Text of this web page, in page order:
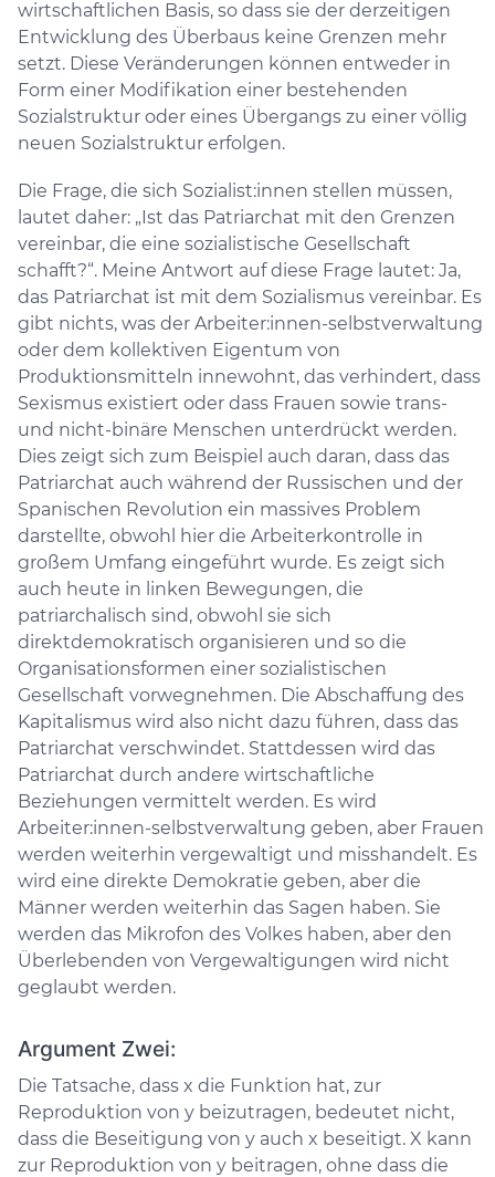
wirtschaftlichen Basis, so dass sie der derzeitigen
Entwicklung des Überbaus keine Grenzen mehr
setzt. Diese Veränderungen können entweder in
Form einer Modifikation einer bestehenden
Sozialstruktur oder eines Übergangs zu einer völlig
neuen Sozialstruktur erfolgen.
Die Frage, die sich Sozialist:innen stellen müssen,
lautet daher: „Ist das Patriarchat mit den Grenzen
vereinbar, die eine sozialistische Gesellschaft
schafft?“. Meine Antwort auf diese Frage lautet: Ja,
das Patriarchat ist mit dem Sozialismus vereinbar. Es
gibt nichts, was der Arbeiter:innen-selbstverwaltung
oder dem kollektiven Eigentum von
Produktionsmitteln innewohnt, das verhindert, dass
Sexismus existiert oder dass Frauen sowie trans-
und nicht-binäre Menschen unterdrückt werden.
Dies zeigt sich zum Beispiel auch daran, dass das
Patriarchat auch während der Russischen und der
Spanischen Revolution ein massives Problem
darstellte, obwohl hier die Arbeiterkontrolle in
großem Umfang eingeführt wurde. Es zeigt sich
auch heute in linken Bewegungen, die
patriarchalisch sind, obwohl sie sich
direktdemokratisch organisieren und so die
Organisationsformen einer sozialistischen
Gesellschaft vorwegnehmen. Die Abschaffung des
Kapitalismus wird also nicht dazu führen, dass das
Patriarchat verschwindet. Stattdessen wird das
Patriarchat durch andere wirtschaftliche
Beziehungen vermittelt werden. Es wird
Arbeiter:innen-selbstverwaltung geben, aber Frauen
werden weiterhin vergewaltigt und misshandelt. Es
wird eine direkte Demokratie geben, aber die
Männer werden weiterhin das Sagen haben. Sie
werden das Mikrofon des Volkes haben, aber den
Überlebenden von Vergewaltigungen wird nicht
geglaubt werden.
Argument Zwei:
Die Tatsache, dass x die Funktion hat, zur
Reproduktion von y beizutragen, bedeutet nicht,
dass die Beseitigung von y auch x beseitigt. X kann
zur Reproduktion von y beitragen, ohne dass die